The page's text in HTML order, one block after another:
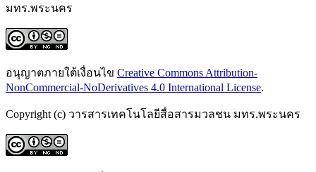
มทร.พระนคร
อนุญาตภายใต้เงื่อนไข Creative Commons Attribution-
NonCommercial-NoDerivatives 4.0 International License.
Copyright (c) วารสารเทคโนโลยีสื่อสารมวลชน มทร.พระนคร